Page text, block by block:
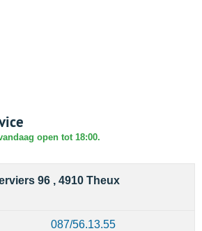
open tot 18:00.
96 , 4910 Theux
087/56.13.55